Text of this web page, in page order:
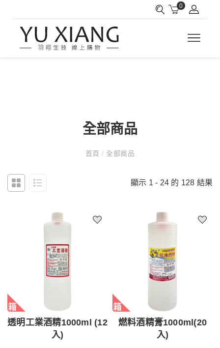
0
全部商品
首頁/ 全部商品
顯示 1 - 24 的 128 結果
透明工業酒精1000ml (12
入)
燃料酒精膏1000ml(20
入)